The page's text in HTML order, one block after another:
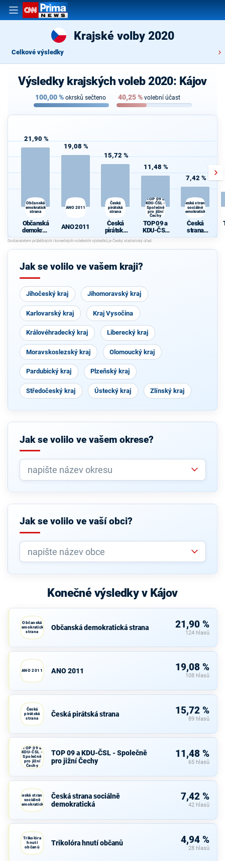
Krajské volby 2020
Celkové výsledky
Výsledky krajských voleb 2020: Kájov
100,00% okrsků sečteno 40,25% volební účast
21,90 %
Občanská
demokratická
strana
Občanská
demokrati
cká strana
19,08 %
ANO 2011
ANO 2011
15,72 %
Česká
pirátská
strana
Česká
pirátská
strana
11,48 %
TOP 09 a
KDU-ČSL -
Společně
pro jižní
Čechy
TOP 09 a
KDU-ČSL
- Společně
pro jižní
Čechy
7,42 %
Česká strana
sociálně
demokratická
Česká
strana
sociálně
cká
Jak se volilo ve vašem kraji?
Jihočeský kraj Jihomoravský kraj
Karlovarský kraj Kraj Vysočina
Královéhradecký kraj Liberecký kraj
Moravskoslezský kraj Olomoucký kraj
Pardubický kraj Plzeňský kraj
Středočeský kraj Ústecký kraj Zlínský kraj
Jak se volilo ve vašem okrese?
Jak se volilo ve vaší obci?
Konečné výsledky v Kájov
Občanská
demokratická
strana
Občanská demokratická strana 21,90 %
124 hlasů
ANO 2011 ANO 2011 19,08 %
108 hlasů
Česká
pirátská
strana
Česká pirátská strana 15,72 %
89 hlasů
TOP 09 a
KDU-ČSL -
Společně
pro jižní
Čechy
TOP 09 a KDU-ČSL - Společně
pro jižní Čechy
11,48 %
65 hlasů
Česká strana
sociálně
demokratická
Česká strana sociálně
demokratická
7,42 %
42 hlasů
Trikolóra
hnutí
občanů
Trikolóra hnutí občanů 4,94 %
28 hlasů